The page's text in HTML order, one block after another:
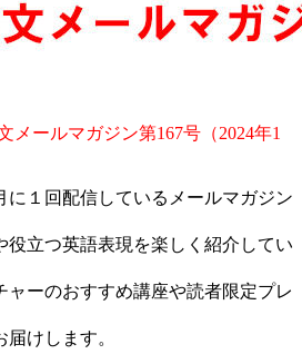
メールマガジン第167号（2024年1
に１回配信しているメールマガジン
役立つ英語表現を楽しく紹介してい
ャーのおすすめ講座や読者限定プレ
けします。